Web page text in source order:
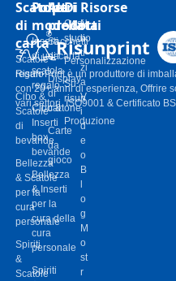
di
carta
Scatole
regalo
Cibo &
Scatole
di
bevande
Bellezza
& Scatole
per la
cura
personale
Spiriti
&
Scatole
di vino
modellata
Inserti
di una
scatola
regalo
Cibo &
Inserti
box
bevande
Bellezza
& Inserti
per la
cura della
cura
personale
Spiriti
&
prodotti
Sacchetti
di carta
Display
di
cartone
Carte
da
gioco
Casi
studio
Personalizzazione
Su
risun
Produzione
N
o
ti
zi
a
V
i
d
e
o
B
l
o
g
M
o
st
r
e
Risunprint
Risun-Print è un produttore di
con 20+ anni di esperienza, Offrire
vari settori. ISO9001 & Certificato